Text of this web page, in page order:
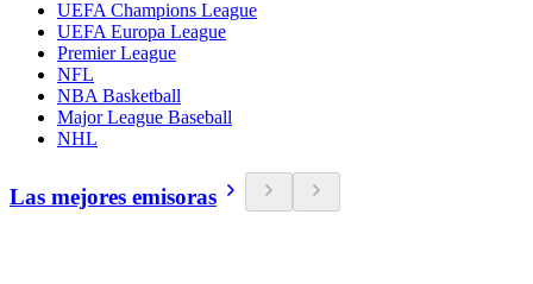
UEFA Champions League
UEFA Europa League
Premier League
NFL
NBA Basketball
Major League Baseball
NHL
Las mejores emisoras